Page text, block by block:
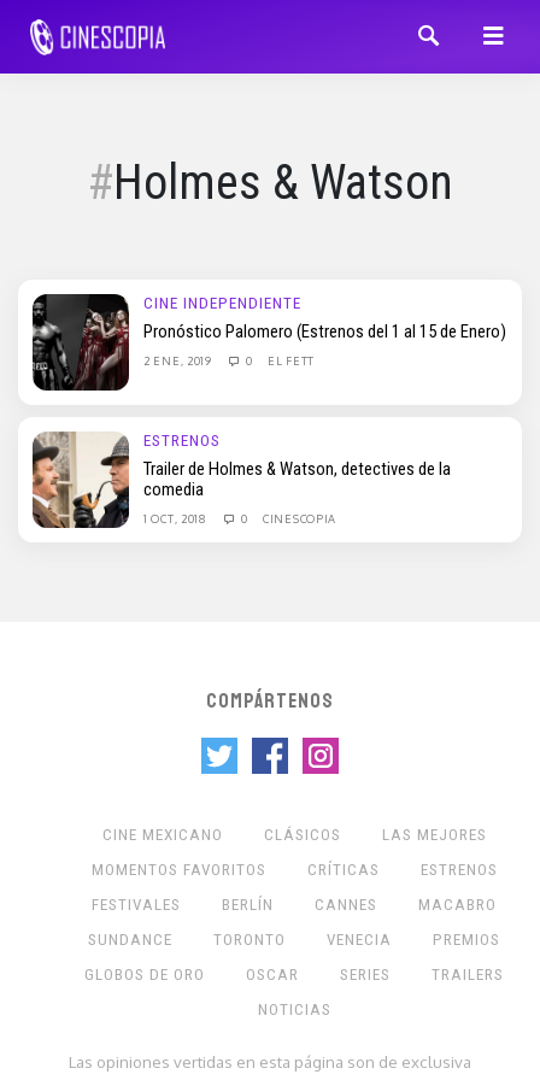
Holmes & Watson
CINE INDEPENDIENTE
Pronóstico Palomero (Estrenos del 1 al 15 de Enero)
2 ENE, 2019 0 EL FETT
ESTRENOS
Trailer de Holmes & Watson, detectives de la
comedia
1 OCT, 2018 0 CINESCOPIA
COMPÁRTENOS
CINE MEXICANO CLÁSICOS
LAS MEJORES
MOMENTOS FAVORITOS
CRÍTICAS
ESTRENOS
FESTIVALES
BERLÍN CANNES
MACABRO
SUNDANCE
TORONTO VENECIA
PREMIOS
GLOBOS DE ORO
OSCAR SERIES
TRAILERS
NOTICIAS
Las opiniones vertidas en esta página son de exclusiva